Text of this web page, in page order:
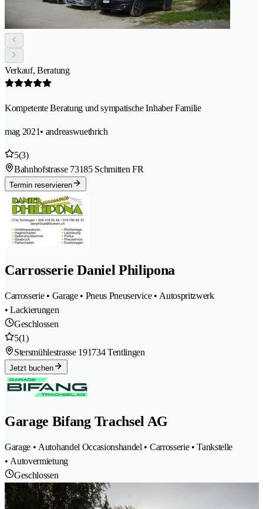
Verkauf, Beratung
Kompetente Beratung und sympatische Inhaber Familie
mag 2021• andreaswuethrich
5(3)
Bahnhofstrasse 73185 Schmitten FR
Termin reservieren
Carrosserie Daniel Philipona
Carrosserie • Garage • Pneus Pneuservice • Autospritzwerk
• Lackierungen
Geschlossen
5(1)
Stersmühlestrasse 191734 Tentlingen
Jetzt buchen
Garage Bifang Trachsel AG
Garage • Autohandel Occasionshandel • Carrosserie • Tankstelle
• Autovermietung
Geschlossen